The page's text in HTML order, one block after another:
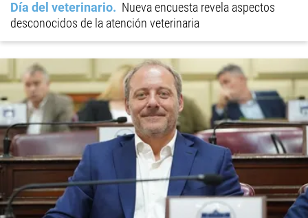
Día del veterinario
Nueva encuesta revela aspectos
desconocidos de la atención veterinaria